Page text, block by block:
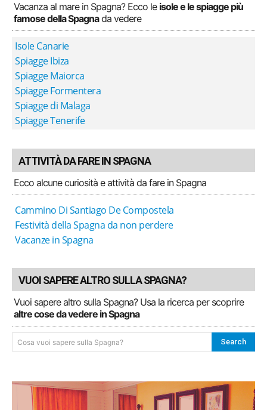
Vacanza al mare in Spagna? Ecco le isole e le spiagge più
famose della Spagnada vedere
Isole Canarie
Spiagge Ibiza
Spiagge Maiorca
Spiagge Formentera
Spiagge di Malaga
Spiagge Tenerife
ATTIVITÀ DA FARE IN SPAGNA
Ecco alcune curiosità e attività da fare in Spagna
Cammino Di Santiago De Compostela
Festività della Spagna da non perdere
Vacanze in Spagna
VUOI SAPERE ALTRO SULLA SPAGNA?
Vuoi sapere altro sulla Spagna? Usa la ricerca per scoprire
altre cose da vedere in Spagna
Cosa vuoi sapere sulla Spagna? Search